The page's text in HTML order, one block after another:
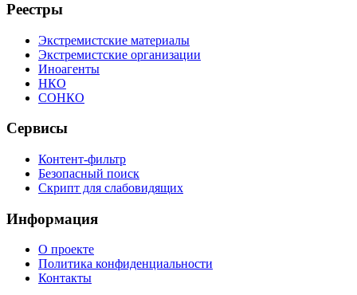
Реестры
Экстремистские материалы
Экстремистские организации
Иноагенты
НКО
СОНКО
Сервисы
Контент-фильтр
Безопасный поиск
Скрипт для слабовидящих
Информация
О проекте
Политика конфиденциальности
Контакты